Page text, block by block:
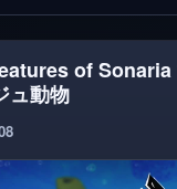
of Sonaria
ュ動物